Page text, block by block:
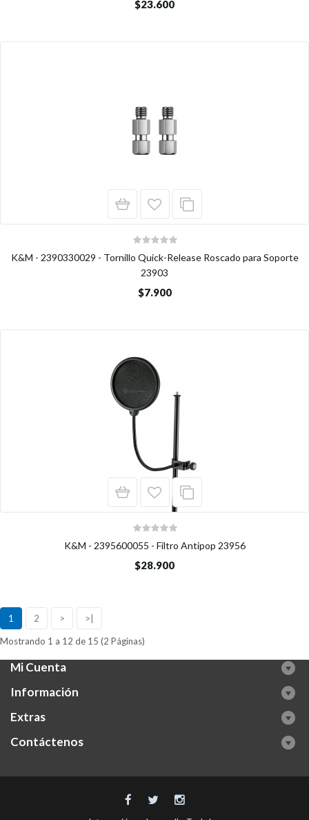
$23.600
K&M - 2390330029 - Tornillo Quick-Release Roscado para Soporte
23903
$7.900
K&M - 2395600055 - Filtro Antipop 23956
$28.900
1 2 > >|
Mostrando 1 a 12 de 15 (2 Páginas)
Mi Cuenta
Información
Extras
Contáctenos